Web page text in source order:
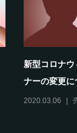
新型コロナ
ナーの変更に
2020.03.06